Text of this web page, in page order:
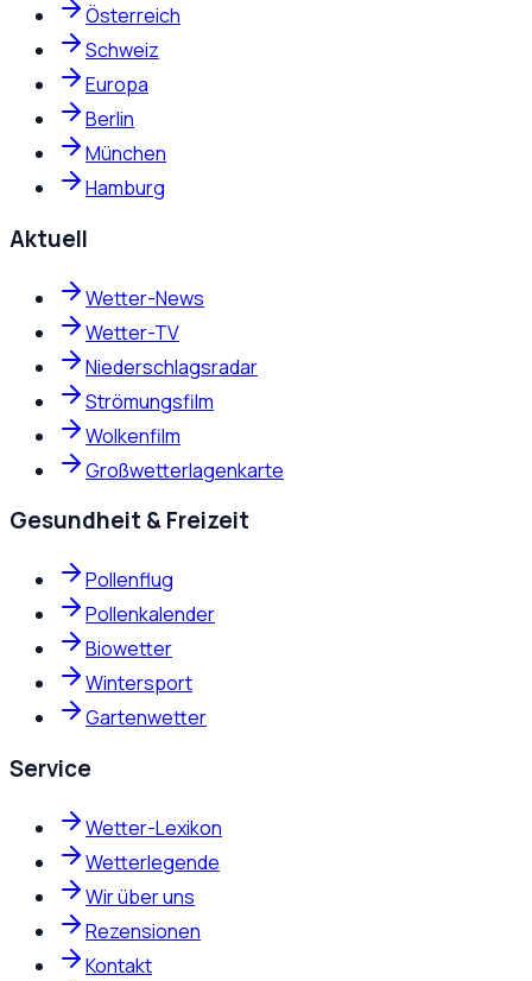
Österreich
Schweiz
Europa
Berlin
München
Hamburg
Aktuell
Wetter-News
Wetter-TV
Niederschlagsradar
Strömungsfilm
Wolkenfilm
Großwetterlagenkarte
Gesundheit & Freizeit
Pollenflug
Pollenkalender
Biowetter
Wintersport
Gartenwetter
Service
Wetter-Lexikon
Wetterlegende
Wir über uns
Rezensionen
Kontakt